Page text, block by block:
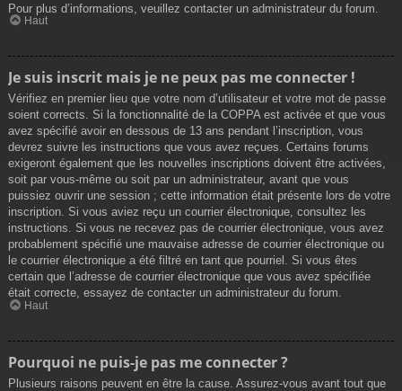
Pour plus d’informations, veuillez contacter un administrateur du forum.
Haut
Je suis inscrit mais je ne peux pas me connecter !
Vérifiez en premier lieu que votre nom d’utilisateur et votre mot de passe
soient corrects. Si la fonctionnalité de la COPPA est activée et que vous
avez spécifié avoir en dessous de 13 ans pendant l’inscription, vous
devrez suivre les instructions que vous avez reçues. Certains forums
exigeront également que les nouvelles inscriptions doivent être activées,
soit par vous-même ou soit par un administrateur, avant que vous
puissiez ouvrir une session ; cette information était présente lors de votre
inscription. Si vous aviez reçu un courrier électronique, consultez les
instructions. Si vous ne recevez pas de courrier électronique, vous avez
probablement spécifié une mauvaise adresse de courrier électronique ou
le courrier électronique a été filtré en tant que pourriel. Si vous êtes
certain que l’adresse de courrier électronique que vous avez spécifiée
était correcte, essayez de contacter un administrateur du forum.
Haut
Pourquoi ne puis-je pas me connecter ?
Plusieurs raisons peuvent en être la cause. Assurez-vous avant tout que